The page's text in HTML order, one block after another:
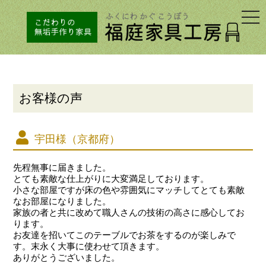
お客様の声
宇田様（京都府）
先程無事に届きました。
とても素敵な仕上がりに大変満足しております。
小さな部屋ですが床の色や雰囲気にマッチしてとても素敵
なお部屋になりました。
家族の者と共に改めて職人さんの技術の高さに感心してお
ります。
お友達を招いてこのテーブルでお茶をするのが楽しみで
す。末永く大事に使わせて頂きます。
ありがとうございました。